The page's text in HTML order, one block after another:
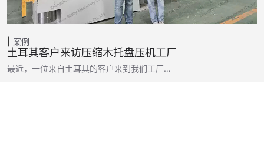
案例
土耳其客户来访压缩木托盘压机工厂
最近，一位来自土耳其的客户来到我们工厂…